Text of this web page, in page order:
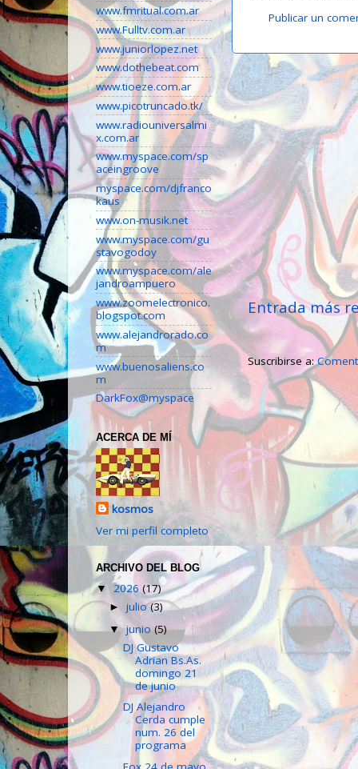
Publicar un
Entrada más
Suscribirse a:
www.fmritual.com.ar
www.Fulltv.com.ar
www.juniorlopez.net
www.dothebeat.com
www.tioeze.com.ar
www.picotruncado.tk/
www.radiouniversalmi
x.com.ar
www.myspace.com/sp
aceingroove
myspace.com/djfranco
kaus
www.on-musik.net
www.myspace.com/gu
stavogodoy
www.myspace.com/ale
jandroampuero
www.zoomelectronico.
blogspot.com
www.alejandrorado.co
m
www.buenosaliens.co
m
DarkFox@myspace
ACERCA DE MÍ
kosmos
Ver mi perfil completo
ARCHIVO DEL BLOG
▼ 2026(17)
►julio(3)
▼junio(5)
DJ Gustavo
Adrian Bs.As.
domingo 21
de junio
DJ Alejandro
Cerda cumple
num. 26 del
programa